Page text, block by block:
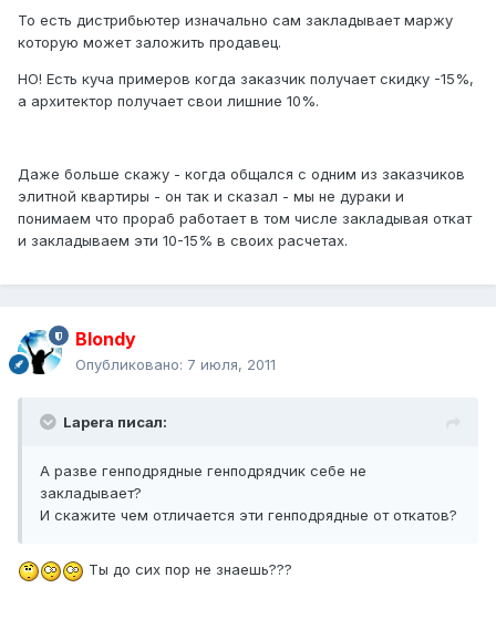
То есть дистрибьютер изначально сам закладывает маржу
которую может заложить продавец.
НО! Есть куча примеров когда заказчик получает скидку -15%,
а архитектор получает свои лишние 10%.
Даже больше скажу - когда общался с одним из заказчиков
элитной квартиры - он так и сказал - мы не дураки и
понимаем что прораб работает в том числе закладывая откат
и закладываем эти 10-15% в своих расчетах.
Blondy
Опубликовано: 7 июля, 2011
Lapera писал:
А разве генподрядные генподрядчик себе не
закладывает?
И скажите чем отличается эти генподрядные от откатов?
Ты до сих пор не знаешь???